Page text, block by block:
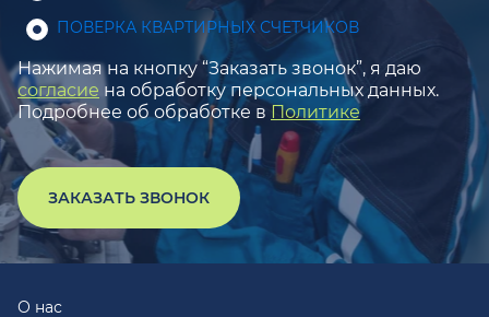
ПОВЕРКА КВАРТИРНЫХ СЧЕТЧИКОВ
Нажимая на кнопку “Заказать звонок”, я даю
согласие на обработку персональных данных.
Подробнее об обработке в Политике
ЗАКАЗАТЬ ЗВОНОК
О нас